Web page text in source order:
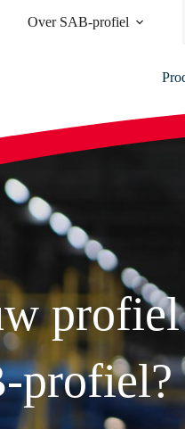
Over SAB-profiel
profiel
profiel?